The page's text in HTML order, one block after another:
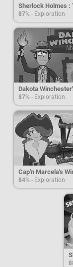
Sherlock Holmes :
87% - Exploration
87% - Exploration
84% - Exploration